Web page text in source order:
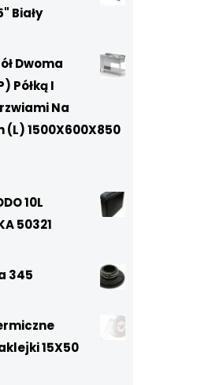
Biały
Dwoma
Półką I
Na
(L) 1500X600X850
10L
50321
345
15X50